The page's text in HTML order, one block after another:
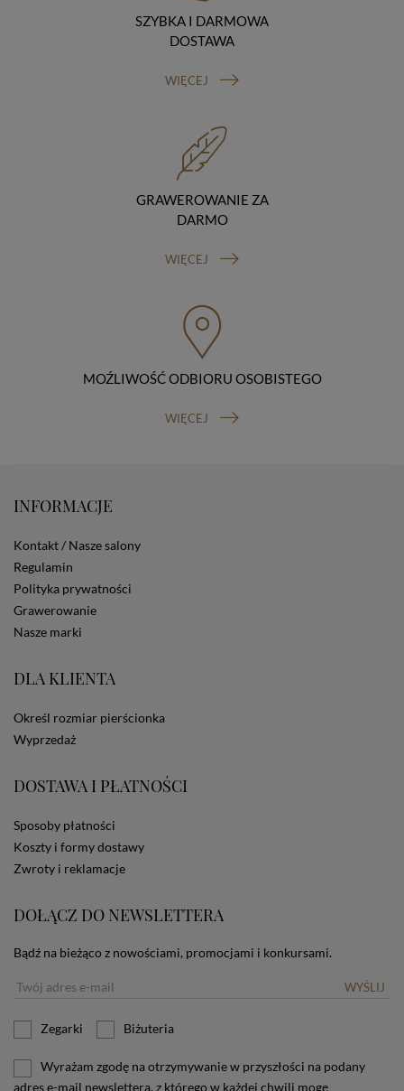
udzielonej przez Ciebie zgody.
otrzymania ich kopii, prawo do sprostowania
abyśmy przetwarzali Twoje dane, możesz zażądać,
abyśmy je usunęli), prawo do ograniczenia
przetwarzania danych (możesz zażądać, abyśmy
ograniczyli przetwarzanie Twoich danych osobowych
wyłącznie do ich przechowywania lub wykonywania
uzgodnionych z Tobą działań, jeżeli Twoim zdaniem
przetwarzamy je bezpodstawnie), prawo do wniesienia
sprzeciwu wobec przetwarzania danych, prawo do
organu nadzorczego (Prezesa Urzędu Ochrony Danych
Osobowych, ul. Stawki 2, 00-193 Warszawa) oraz
prawo do cofnięcia zgody na przetwarzanie danych
osobowych (masz prawo cofnięcia zgody na
przetwarzanie danych w dowolnym momencie;
zgody przed jej cofnięciem). W celu wykonania swoich
zawartości naszej strony
Na stronie Sklepu są wykorzystywane pliki cookies.
Stosowane są one w celach zapewnienia maksymalnej
wygody wszystkich użytkowników (w tym Kupujących)
przy korzystaniu ze Sklepu (zapamiętywanie
preferencji i ustawień na stronie, zbieranie
anonimowych danych dla celów reklamowych i
portale społecznościowe, np. Facebook). Korzystanie
ze Sklepu bez zmiany ustawień w przeglądarce
zamieszczane w urządzeniu końcowym każdego
użytkownika. Jeżeli użytkownik nie wyraża zgody na
ustawienia swojej przeglądarki.
informacji o plikach cookies.
SZYBKA I DARMOWA
DOSTAWA
WIĘCEJ
GRAWEROWANIE ZA
DARMO
WIĘCEJ
MOŹLIWOŚĆ ODBIORU OSOBISTEGO
WIĘCEJ
INFORMACJE
Kontakt / Nasze salony
Regulamin
Polityka prywatności
Grawerowanie
Nasze marki
DLA KLIENTA
Określ rozmiar pierścionka
Wyprzedaż
DOSTAWA I PŁATNOŚCI
Sposoby płatności
Koszty i formy dostawy
Zwroty i reklamacje
DOŁĄCZ DO NEWSLETTERA
Bądź na bieżąco z nowościami, promocjami i konkursami.
WYŚLIJ
Zegarki Biżuteria
Wyrażam zgodę na otrzymywanie w przyszłości na podany
adres e-mail newslettera, z którego w każdej chwili mogę